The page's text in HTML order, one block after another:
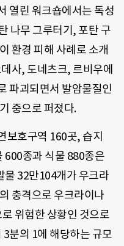
열린 워크숍에서는 독성
나무 그루터기, 포탄 구
환경 피해 사례로 소개
사, 도네츠크, 르비우에
파괴되면서 발암물질인
중으로 퍼졌다.
보호구역 160곳, 습지
600종과 식물 880종은
물 32만104개가 우크라
충격으로 우크라이나
위험한 상황인 것으로
분의 1에 해당하는 규모